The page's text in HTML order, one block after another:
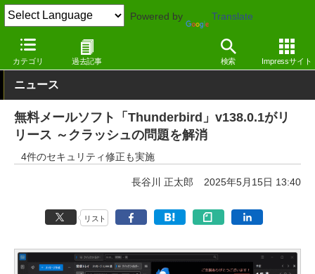
Powered by Translate
カテゴリ 過去記事 検索 Impressサイト
窓の杜 インターネット
ニュース
無料メールソフト「Thunderbird」v138.0.1がリ
リース ～クラッシュの問題を解消
4件のセキュリティ修正も実施
長谷川 正太郎 2025年5月15日 13:40
リスト